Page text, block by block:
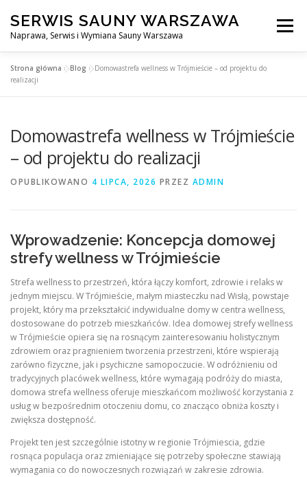
treści
SERWIS SAUNY WARSZAWA
Naprawa, Serwis i Wymiana Sauny Warszawa
Menu
SERWIS DO SAUNY WARSZAWA
Strona główna »Blog »Domowastrefa wellness w Trójmieście – od projektu do
realizacji
Domowastrefa wellness w Trójmieście
– od projektu do realizacji
OPUBLIKOWANO 4 LIPCA, 2026 PRZEZ ADMIN
Wprowadzenie: Koncepcja domowej
strefy wellness w Trójmieście
Strefa wellness to przestrzeń, która łączy komfort, zdrowie i relaks w
jednym miejscu. W Trójmieście, małym miasteczku nad Wisłą, powstaje
projekt, który ma przekształcić indywidualne domy w centra wellness,
dostosowane do potrzeb mieszkańców. Idea domowej strefy wellness
w Trójmieście opiera się na rosnącym zainteresowaniu holistycznym
zdrowiem oraz pragnieniem tworzenia przestrzeni, które wspierają
zarówno fizyczne, jak i psychiczne samopoczucie. W odróżnieniu od
tradycyjnych placówek wellness, które wymagają podróży do miasta,
domowa strefa wellness oferuje mieszkańcom możliwość korzystania z
usług w bezpośrednim otoczeniu domu, co znacząco obniża koszty i
zwiększa dostępność.
Projekt ten jest szczególnie istotny w regionie Trójmiescia, gdzie
rosnąca populacja oraz zmieniające się potrzeby społeczne stawiają
wymagania co do nowoczesnych rozwiązań w zakresie zdrowia.